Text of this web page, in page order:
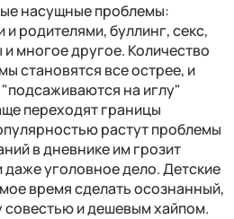
насущные проблемы:
родителями, буллинг, секс,
многое другое. Количество
становятся все острее, и
на иглу"
переходят границы
растут проблемы
в дневнике им грозит
даже уголовное дело. Детские
время сделать осознанный,
и дешевым хайпом.